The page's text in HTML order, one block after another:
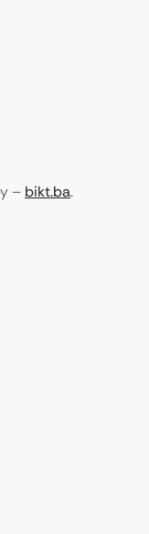
– bikt.ba.